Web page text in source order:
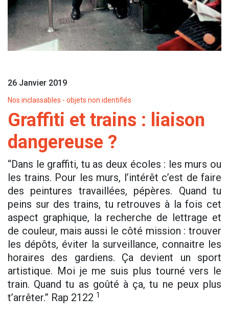
26 Janvier 2019
Nos inclassables - objets non identifiés
Graffiti et trains : liaison
dangereuse ?
“Dans le graffiti, tu as deux écoles : les murs ou
les trains. Pour les murs, l’intérêt c’est de faire
des peintures travaillées, pépères. Quand tu
peins sur des trains, tu retrouves à la fois cet
aspect graphique, la recherche de lettrage et
de couleur, mais aussi le côté mission : trouver
les dépôts, éviter la surveillance, connaitre les
horaires des gardiens. Ça devient un sport
artistique. Moi je me suis plus tourné vers le
train. Quand tu as goûté à ça, tu ne peux plus
t’arrêter.” Rap 2122 1